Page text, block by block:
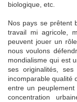
biologique, etc.
Nos pays se prêtent
travail mi agricole,
peuvent jouer un
nous voulons
mondialisme qui est
ses originalités,
incomparable qualité
entre un
concentration